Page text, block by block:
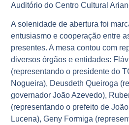
Auditório do Centro Cultural
A solenidade de abertura foi
entusiasmo e cooperação entre
presentes. A mesa contou com
diversos órgãos e entidades:
(representando o presidente do
Nogueira), Deusdeth Queiroga
governador João Azevedo),
(representando o prefeito de
Lucena), Geny Formiga